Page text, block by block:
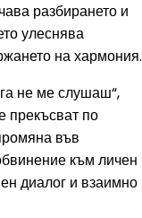
разбирането и
улеснява
на хармония.
не ме слушаш“,
прекъсват по
във
към личен
диалог и взаимно